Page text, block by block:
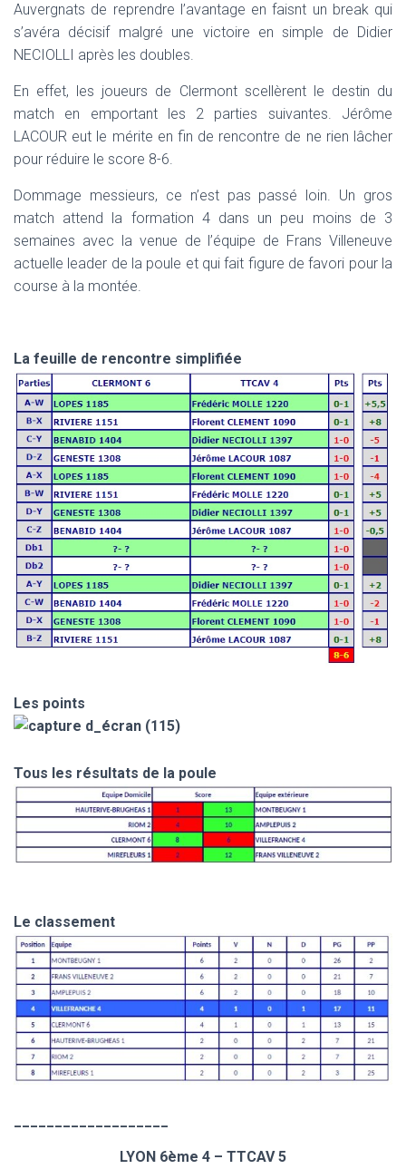
Auvergnats de reprendre l’avantage en faisnt un break qui
s’avéra décisif malgré une victoire en simple de Didier
NECIOLLI après les doubles.
En effet, les joueurs de Clermont scellèrent le destin du
match en emportant les 2 parties suivantes. Jérôme
LACOUR eut le mérite en fin de rencontre de ne rien lâcher
pour réduire le score 8-6.
Dommage messieurs, ce n’est pas passé loin. Un gros
match attend la formation 4 dans un peu moins de 3
semaines avec la venue de l’équipe de Frans Villeneuve
actuelle leader de la poule et qui fait figure de favori pour la
course à la montée.
La feuille de rencontre simplifiée
Les points
Tous les résultats de la poule
Le classement
LYON 6ème 4 – TTCAV 5